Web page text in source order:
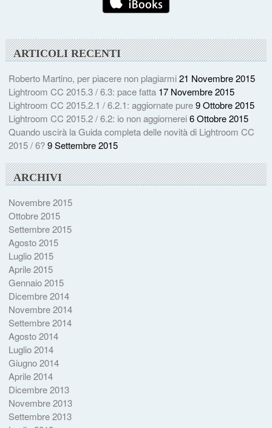
ARTICOLI RECENTI
Roberto Martino, per piacere non plagiarmi21 Novembre 2015
Lightroom CC 2015.3 / 6.3: pace fatta 17 Novembre 2015
Lightroom CC 2015.2.1 / 6.2.1: aggiornate pure9 Ottobre 2015
Lightroom CC 2015.2 / 6.2: io non aggiornerei6 Ottobre 2015
Quando uscirà la Guida completa delle novità di Lightroom CC
2015 / 6?9 Settembre 2015
ARCHIVI
Novembre 2015
Ottobre 2015
Settembre 2015
Agosto 2015
Luglio 2015
Aprile 2015
Gennaio 2015
Dicembre 2014
Novembre 2014
Settembre 2014
Agosto 2014
Luglio 2014
Giugno 2014
Aprile 2014
Dicembre 2013
Novembre 2013
Settembre 2013